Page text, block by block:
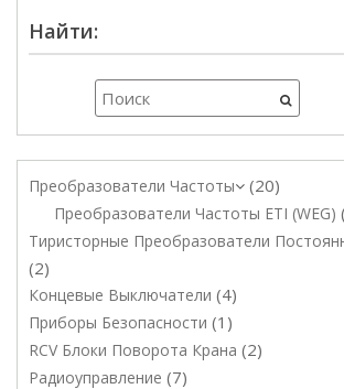
Найти:
Преобразователи Частоты 20
Преобразователи Частоты ETI (WEG)
Тиристорные Преобразователи
2
Концевые Выключатели 4
Приборы Безопасности 1
RCV Блоки Поворота Крана 2
Радиоуправление 7